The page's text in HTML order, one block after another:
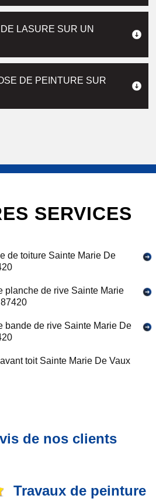
LASURE SUR UN
DE PEINTURE SUR
SERVICES
de toiture Sainte Marie De
planche de rive Sainte Marie
bande de rive Sainte Marie De
toit Sainte Marie De Vaux
de nos clients
Travaux de peinture